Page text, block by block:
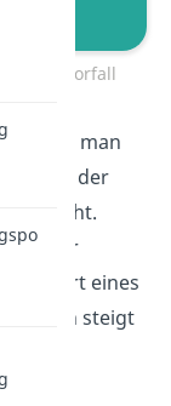
was man
und der
versteht.
bei der
der Wert eines
steigt